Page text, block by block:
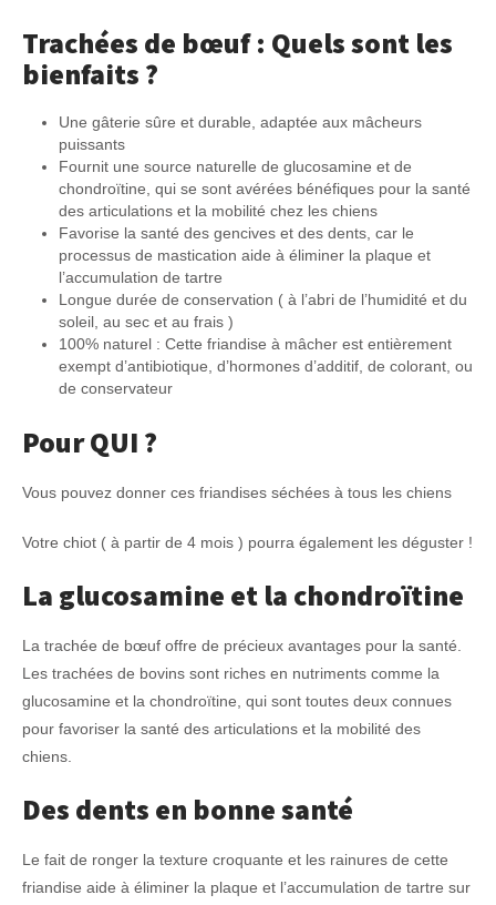
Trachées de bœuf : Quels sont les
bienfaits ?
Une gâterie sûre et durable, adaptée aux mâcheurs
puissants
Fournit une source naturelle de glucosamine et de
chondroïtine, qui se sont avérées bénéfiques pour la santé
des articulations et la mobilité chez les chiens
Favorise la santé des gencives et des dents, car le
processus de mastication aide à éliminer la plaque et
l’accumulation de tartre
Longue durée de conservation ( à l’abri de l’humidité et du
soleil, au sec et au frais )
100% naturel : Cette friandise à mâcher est entièrement
exempt d’antibiotique, d’hormones d’additif, de colorant, ou
de conservateur
Pour QUI ?
Vous pouvez donner ces friandises séchées à tous les chiens
Votre chiot ( à partir de 4 mois ) pourra également les déguster !
La glucosamine et la chondroïtine
La trachée de bœuf offre de précieux avantages pour la santé.
Les trachées de bovins sont riches en nutriments comme la
glucosamine et la chondroïtine, qui sont toutes deux connues
pour favoriser la santé des articulations et la mobilité des
chiens.
Des dents en bonne santé
Le fait de ronger la texture croquante et les rainures de cette
friandise aide à éliminer la plaque et l’accumulation de tartre sur